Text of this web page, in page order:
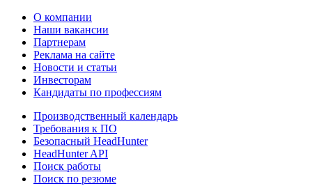
О компании
Наши вакансии
Партнерам
Реклама на сайте
Новости и статьи
Инвесторам
Кандидаты по профессиям
Производственный календарь
Требования к ПО
Безопасный HeadHunter
HeadHunter API
Поиск работы
Поиск по резюме